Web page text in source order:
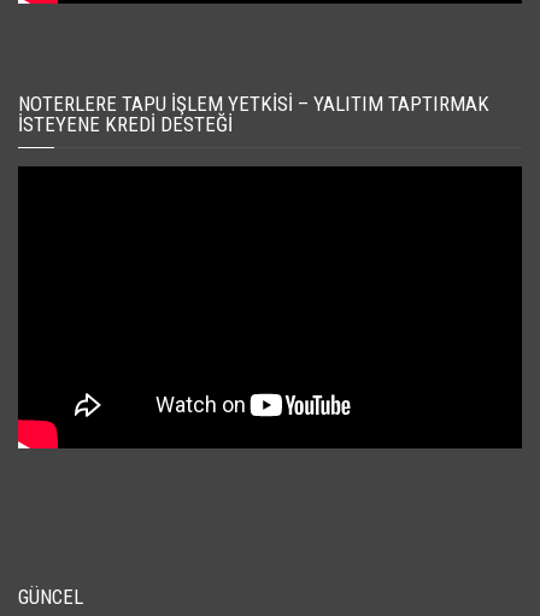
NOTERLERE TAPU İŞLEM YETKISI – YALITIM TAPTIRMAK
İSTEYENE KREDI DESTEĞI
GÜNCEL